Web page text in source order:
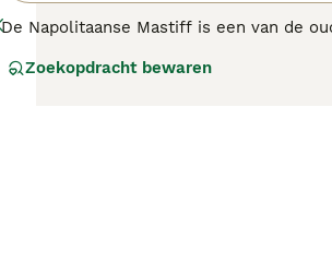
De Napolitaanse Mastiff is een van de
en hebben een enorme hoeveelheid
Zoekopdracht bewaren